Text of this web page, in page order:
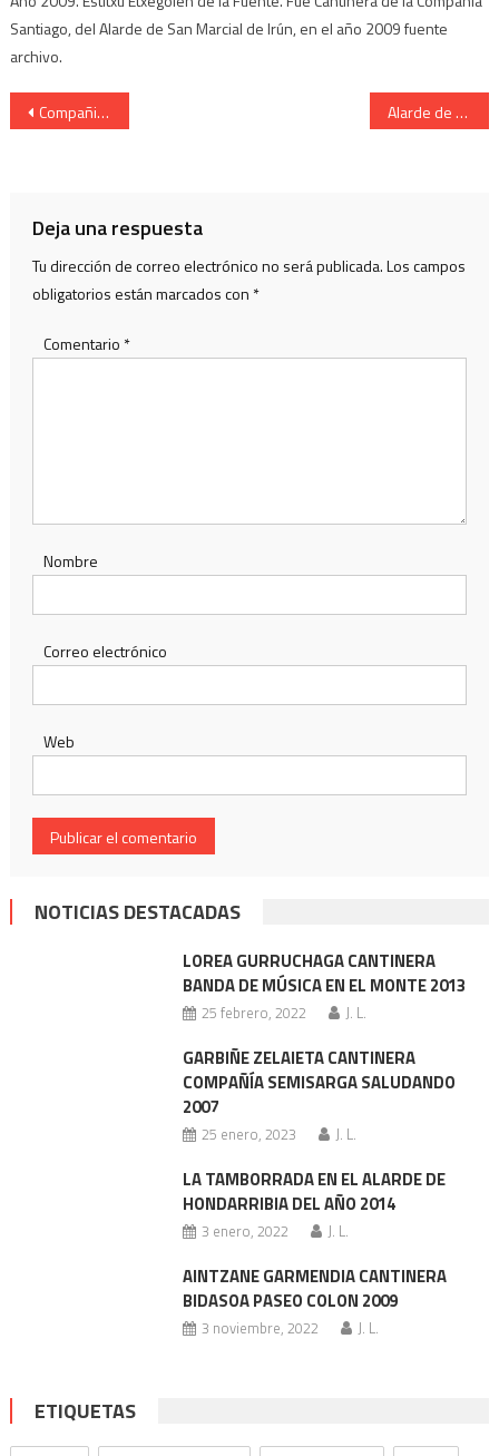
Santiago, del Alarde de San Marcial de Irún, en el año 2009 fuente
archivo.
Navegación
Compañia Lapice componente del Alarde de San Marcial.de Irun Alarde de San Marcial de Irun. Teniente Abanderado
Deja una respuesta
Tu dirección de correo electrónico no será publicada.Los campos
obligatorios están marcados con *
Comentario *
Nombre
Correo electrónico
Web
NOTICIAS DESTACADAS
LOREA GURRUCHAGA CANTINERA
BANDA DE MÚSICA EN EL MONTE 2013
25 febrero, 2022 J. L.
GARBIÑE ZELAIETA CANTINERA
COMPAÑÍA SEMISARGA SALUDANDO
2007
25 enero, 2023 J. L.
LA TAMBORRADA EN EL ALARDE DE
HONDARRIBIA DEL AÑO 2014
3 enero, 2022 J. L.
AINTZANE GARMENDIA CANTINERA
BIDASOA PASEO COLON 2009
3 noviembre, 2022 J. L.
ETIQUETAS